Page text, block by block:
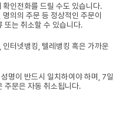
인전화를 드릴 수도 있습니다.
의의 주문 등 정상적인 주문이
또는 취소할 수 있습니다.
터넷뱅킹, 텔레뱅킹 혹은 가까운
명이 반드시 일치하여야 하며, 7일
주문은 자동 취소됩니다.